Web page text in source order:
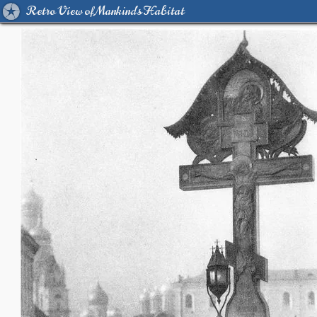
Retro View of Mankind's Habitat